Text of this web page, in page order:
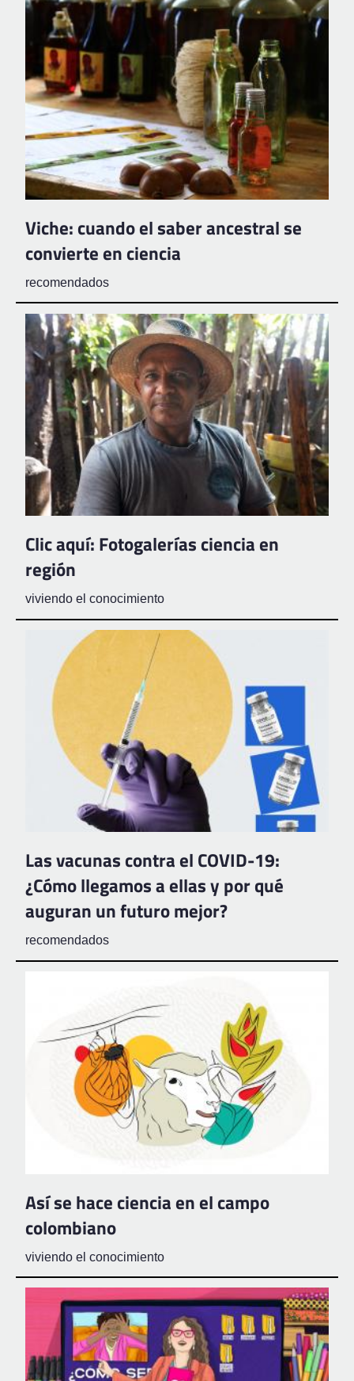
Viche: cuando el saber ancestral se
convierte en ciencia
recomendados
Clic aquí: Fotogalerías ciencia en
región
viviendo el conocimiento
Las vacunas contra el COVID-19:
¿Cómo llegamos a ellas y por qué
auguran un futuro mejor?
recomendados
Así se hace ciencia en el campo
colombiano
viviendo el conocimiento